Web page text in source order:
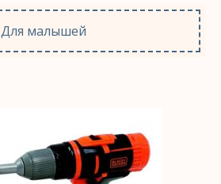
Для малышей